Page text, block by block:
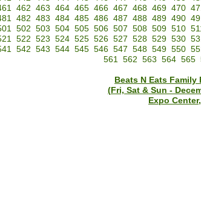
462 463 464 465 466 467 468 469 470
482 483 484 485 486 487 488 489 490
502 503 504 505 506 507 508 509 510
522 523 524 525 526 527 528 529 530
542 543 544 545 546 547 548 549 550
561 562 563 564 565
Beats N Eats
(Fri, Sat & Sun -
Expo